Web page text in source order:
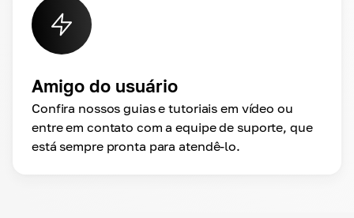
Amigo do usuário
Confira nossos guias e tutoriais em vídeo ou
entre em contato com a equipe de suporte, que
está sempre pronta para atendê-lo.